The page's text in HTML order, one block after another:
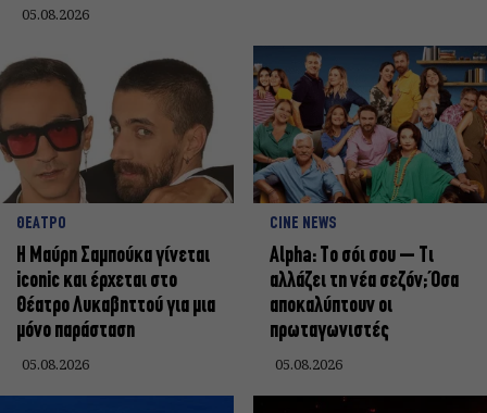
05.08.2026
ΘΕΑΤΡΟ
Η Μαύρη Σαμπούκα γίνεται
iconic και έρχεται στο
Θέατρο Λυκαβηττού για μια
μόνο παράσταση
05.08.2026
CINE NEWS
Alpha: Το σόι σου – Τι
αλλάζει τη νέα σεζόν; Όσα
αποκαλύπτουν οι
πρωταγωνιστές
05.08.2026